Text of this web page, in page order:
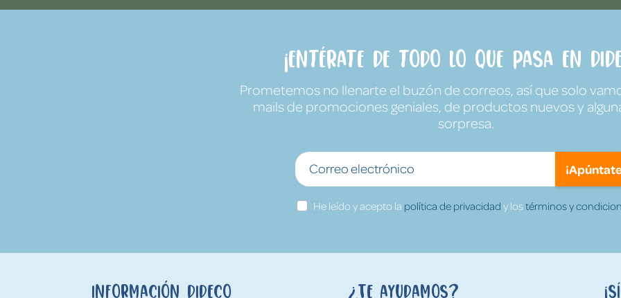
¡Entérate de todo lo que pasa en
Prometemos no llenarte el buzón de correos, así que solo
mails de promociones geniales, de productos nuevos y
sorpresa.
He leído y acepto la política de privacidad y lostérminos y
Información Dideco ¿Te ayudamos?